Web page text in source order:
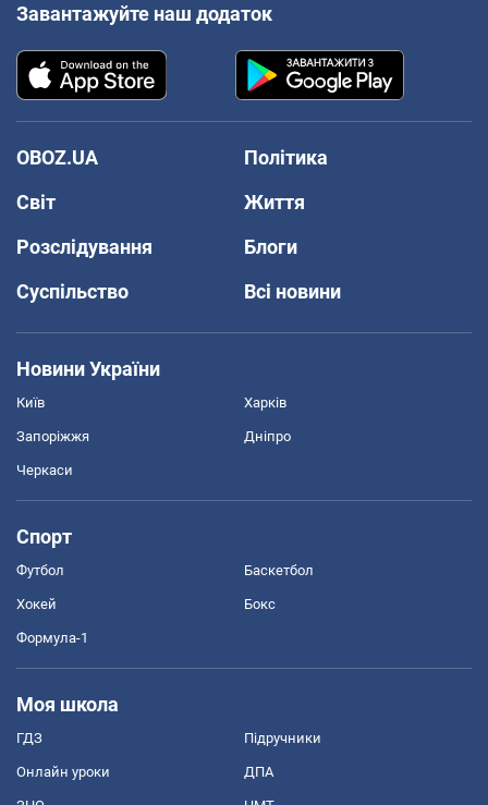
Завантажуйте наш додаток
OBOZ.UA
Політика
Світ
Життя
Розслідування
Блоги
Суспільство
Всі новини
Новини України
Київ Харків
Запоріжжя Дніпро
Черкаси
Спорт
Футбол Баскетбол
Хокей Бокс
Формула-1
Моя школа
ГДЗ Підручники
Онлайн уроки ДПА